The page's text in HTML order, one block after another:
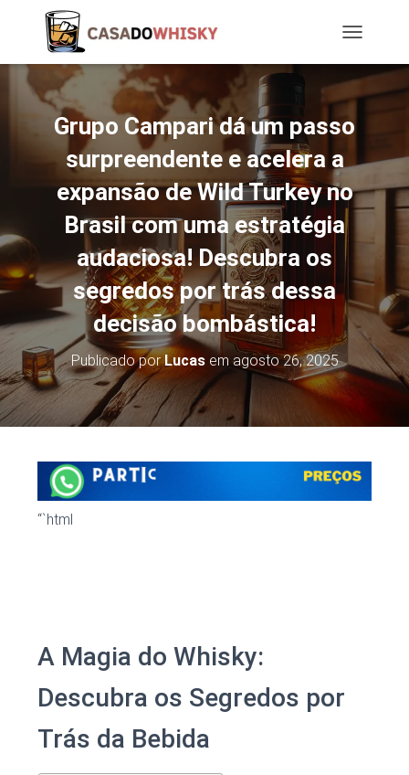
O
G
G
E
A
N
Grupo Campari dá um passo
surpreendente e acelera a
expansão de Wild Turkey no
Brasil com uma estratégia
audaciosa! Descubra os
segredos por trás dessa
decisão bombástica!
Publicado porLucasemagosto 26, 2025
“`html
A Magia do Whisky:
Descubra os Segredos por
Trás da Bebida